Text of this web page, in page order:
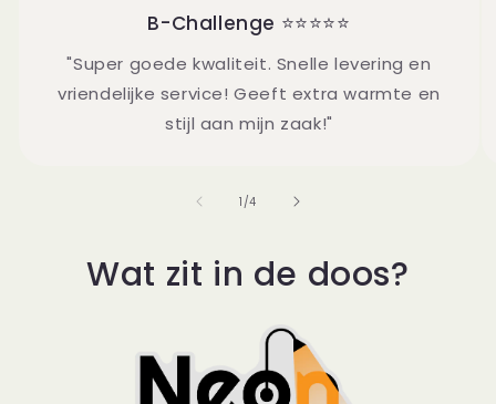
B-Challenge ⭐⭐⭐⭐⭐
"Super goede kwaliteit. Snelle levering en
vriendelijke service! Geeft extra warmte en
stijl aan mijn zaak!"
1 /van
4
Wat zit in de doos?